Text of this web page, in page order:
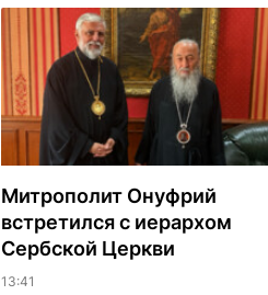
Митрополит Онуфрий
встретился с иерархом
Сербской Церкви
13:41